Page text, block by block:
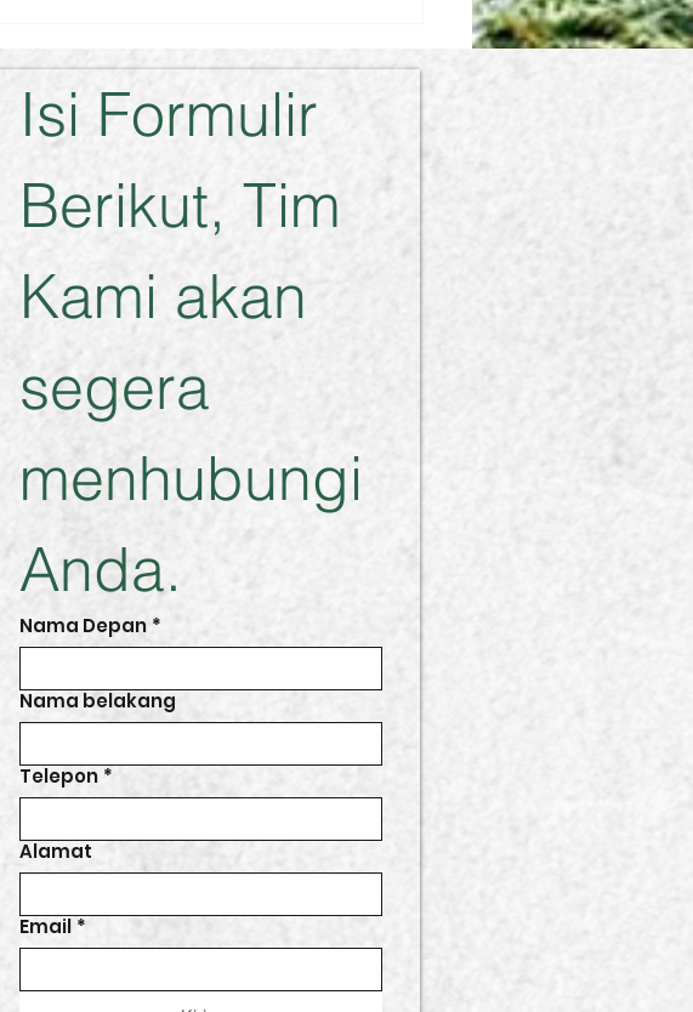
Isi Formulir
Berikut, Tim
Kami akan
segera
menhubungi
Anda.
Nama Depan *
Nama belakang
Telepon *
Alamat
Email *